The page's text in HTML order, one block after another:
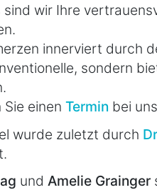
sind wir Ihre
innerviert durch
sondern
einen Termin bei
wurde zuletzt durch
und Amelie Grainger